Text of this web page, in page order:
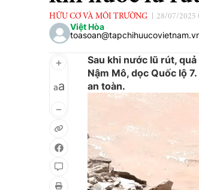
HỮU CƠ VÀ MÔI TRƯỜNG 28/07/2025
Việt Hòa
aa
Sau khi nước lũ rút,
Nậm Mô, dọc Quốc lộ
an toàn.